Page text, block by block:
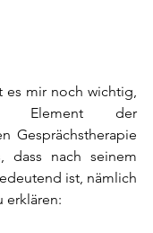
es mir noch wichtig,
Element der
Gesprächstherapie
dass nach seinem
ist, nämlich
erklären: